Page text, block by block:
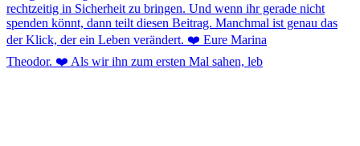
Theodor. ❤️ Als wir ihn zum ersten Mal sahen, leb